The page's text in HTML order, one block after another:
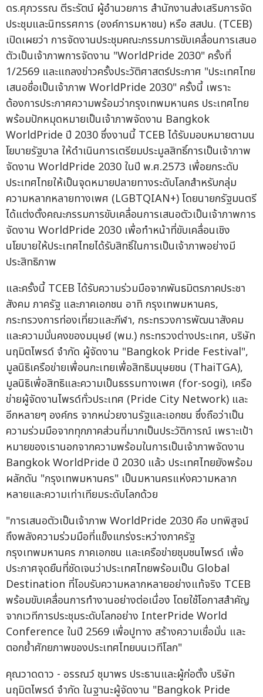
ดร.ศุภวรรณ ตีระรัตน์ ผู้อำนวยการ สำนักงานส่งเสริมการจัด
ประชุมและนิทรรศการ (องค์การมหาชน) หรือ สสปน. (TCEB)
เปิดเผยว่า การจัดงานประชุมคณะกรรมการขับเคลื่อนการเสนอ
ตัวเป็นเจ้าภาพการจัดงาน "WorldPride 2030" ครั้งที่
1/2569 และแถลงข่าวครั้งประวัติศาสตร์ประกาศ "ประเทศไทย
เสนอชื่อเป็นเจ้าภาพ WorldPride 2030" ครั้งนี้ เพราะ
ต้องการประกาศความพร้อมว่ากรุงเทพมหานคร ประเทศไทย
พร้อมปักหมุดหมายเป็นเจ้าภาพจัดงาน Bangkok
WorldPride ปี 2030 ซึ่งงานนี้ TCEB ได้รับมอบหมายตามน
โยบายรัฐบาล ให้ดำเนินการเตรียมประมูลสิทธิ์การเป็นเจ้าภาพ
จัดงาน WorldPride 2030 ในปี พ.ศ.2573 เพื่อยกระดับ
ประเทศไทยให้เป็นจุดหมายปลายทางระดับโลกสำหรับกลุ่ม
ความหลากหลายทางเพศ (LGBTQIAN+) โดยนายกรัฐมนตรี
ได้แต่งตั้งคณะกรรมการขับเคลื่อนการเสนอตัวเป็นเจ้าภาพการ
จัดงาน WorldPride 2030 เพื่อทำหน้าที่ขับเคลื่อนเชิง
นโยบายให้ประเทศไทยได้รับสิทธิ์ในการเป็นเจ้าภาพอย่างมี
ประสิทธิภาพ
และครั้งนี้ TCEB ได้รับความร่วมมือจากพันธมิตรภาคประชา
สังคม ภาครัฐ และภาคเอกชน อาทิ กรุงเทพมหานคร,
กระทรวงการท่องเที่ยวและกีฬา, กระทรวงการพัฒนาสังคม
และความมั่นคงของมนุษย์ (พม.) กระทรวงต่างประเทศ, บริษัท
นฤมิตไพรด์ จำกัด ผู้จัดงาน "Bangkok Pride Festival",
มูลนิธิเครือข่ายเพื่อนกะเทยเพื่อสิทธิมนุษยชน (ThaiTGA),
มูลนิธิเพื่อสิทธิและความเป็นธรรมทางเพศ (for-sogi), เครือ
ข่ายผู้จัดงานไพรด์ทั่วประเทศ (Pride City Network) และ
อีกหลายๆ องค์กร จากหน่วยงานรัฐและเอกชน ซึ่งถือว่าเป็น
ความร่วมมือจากทุกภาคส่วนที่มากเป็นประวัติการณ์ เพราะเป้า
หมายของเรานอกจากความพร้อมในการเป็นเจ้าภาพจัดงาน
Bangkok WorldPride ปี 2030 แล้ว ประเทศไทยยังพร้อม
ผลักดัน "กรุงเทพมหานคร" เป็นมหานครแห่งความหลาก
หลายและความเท่าเทียมระดับโลกด้วย
"การเสนอตัวเป็นเจ้าภาพ WorldPride 2030 คือ บทพิสูจน์
ถึงพลังความร่วมมือที่แข็งแกร่งระหว่างภาครัฐ
กรุงเทพมหานคร ภาคเอกชน และเครือข่ายชุมชนไพรด์ เพื่อ
ประกาศจุดยืนที่ชัดเจนว่าประเทศไทยพร้อมเป็น Global
Destination ที่โอบรับความหลากหลายอย่างแท้จริง TCEB
พร้อมขับเคลื่อนการทำงานอย่างต่อเนื่อง โดยใช้โอกาสสำคัญ
จากเวทีการประชุมระดับโลกอย่าง InterPride World
Conference ในปี 2569 เพื่อปูทาง สร้างความเชื่อมั่น และ
ตอกย้ำศักยภาพของประเทศไทยบนเวทีโลก"
คุณวาดดาว - อรรณว์ ชุมาพร ประธานและผู้ก่อตั้ง บริษัท
นฤมิตไพรด์ จำกัด ในฐานะผู้จัดงาน "Bangkok Pride